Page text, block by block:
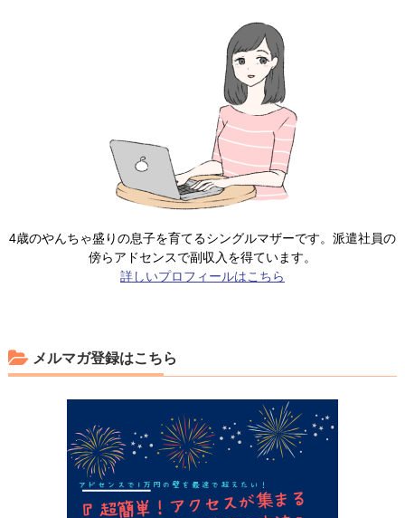
4歳のやんちゃ盛りの息子を育てるシングルマザーです。派遣社員の
傍らアドセンスで副収入を得ています。
詳しいプロフィールはこちら
メルマガ登録はこちら